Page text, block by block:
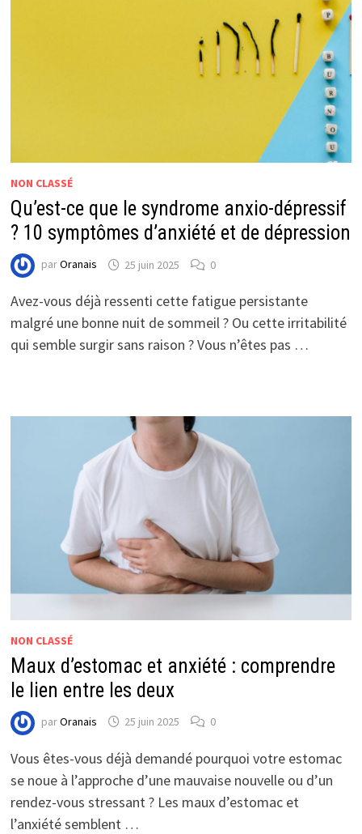
NON CLASSÉ
Qu’est-ce que le syndrome anxio-dépressif
? 10 symptômes d’anxiété et de dépression
parOranais 25 juin 2025 0
Avez-vous déjà ressenti cette fatigue persistante
malgré une bonne nuit de sommeil ? Ou cette irritabilité
qui semble surgir sans raison ? Vous n’êtes pas …
NON CLASSÉ
Maux d’estomac et anxiété : comprendre
le lien entre les deux
parOranais 25 juin 2025 0
Vous êtes-vous déjà demandé pourquoi votre estomac
se noue à l’approche d’une mauvaise nouvelle ou d’un
rendez-vous stressant ? Les maux d’estomac et
l’anxiété semblent …